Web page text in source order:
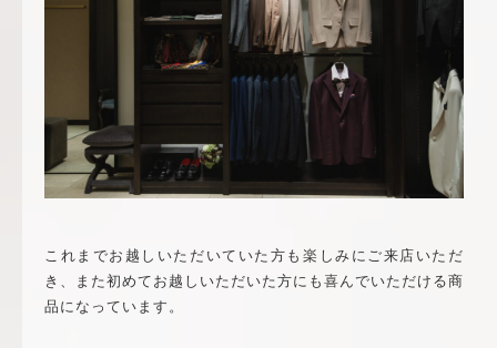
これまでお越しいただいていた方も楽しみにご来店いただ
き、また初めてお越しいただいた方にも喜んでいただける商
品になっています。